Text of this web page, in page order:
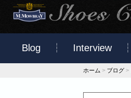
Blog Interview
ホーム > ブログ >